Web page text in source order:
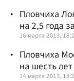
Пловчиха
на 2,5 года
16 марта 2013,
Пловчиха
на шесть
14 марта 2013,